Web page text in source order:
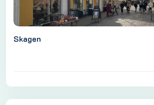
Skagen